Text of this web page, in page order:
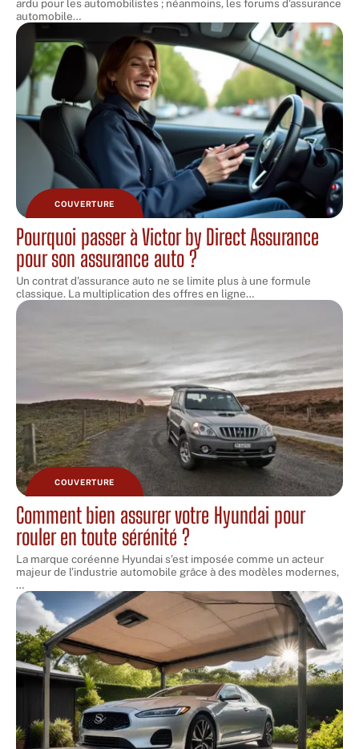
ardu pour les automobilistes ; néanmoins, les forums d'assurance
automobile…
COUVERTURE
Pourquoi passer à Victor by Direct Assurance
pour son assurance auto ?
Un contrat d'assurance auto ne se limite plus à une formule
classique. La multiplication des offres en ligne…
COUVERTURE
Comment bien assurer votre Hyundai pour
rouler en toute sérénité ?
La marque coréenne Hyundai s’est imposée comme un acteur
majeur de l’industrie automobile grâce à des modèles modernes,
…